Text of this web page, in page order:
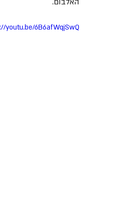
youtu.be/6B6afWqjSwQ